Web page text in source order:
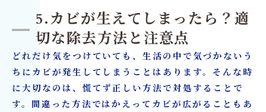
5.カビが生えてしまったら？適
切な除去方法と注意点
どれだけ気をつけていても、生活の中で気づかないう
ちにカビが発生してしまうことはあります。そんな時
に大切なのは、慌てず正しい方法で対処することで
す。間違った方法ではかえってカビが広がることもあ